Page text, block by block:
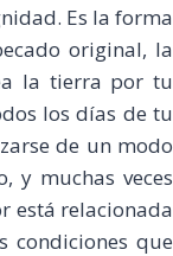
Es la forma
original, la
la tierra por tu
los días de tu
de un modo
y muchas veces
está relacionada
condiciones que